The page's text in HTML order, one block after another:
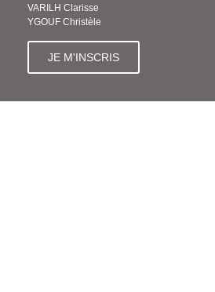
VARILH Clarisse
YGOUF Christèle
JE M'INSCRIS